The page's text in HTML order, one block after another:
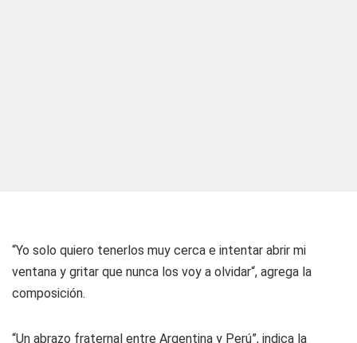
“Yo solo quiero tenerlos muy cerca e intentar abrir mi
ventana y gritar que nunca los voy a olvidar“, agrega la
composición.
“Un abrazo fraternal entre Argentina y Perú”, indica la